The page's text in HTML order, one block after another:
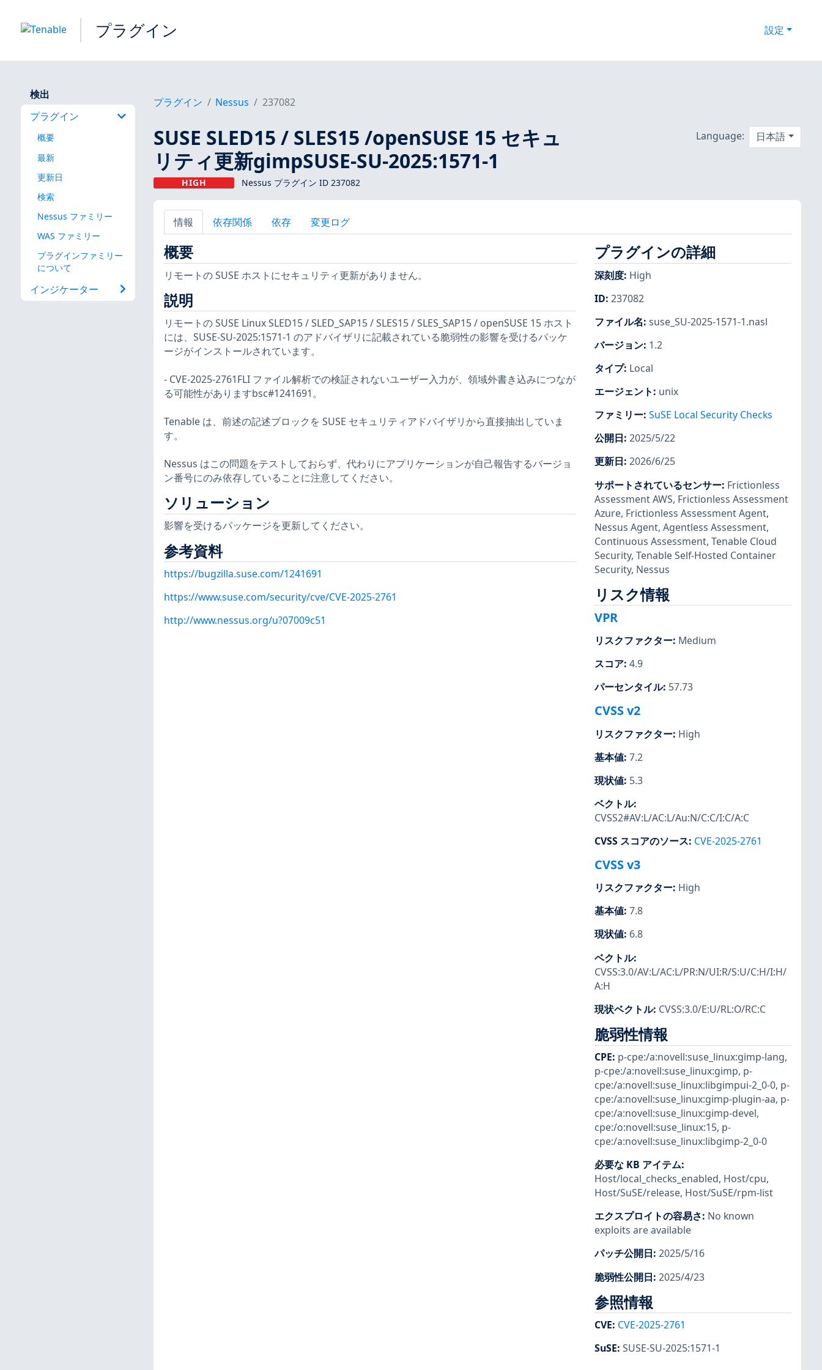
プラグイン 設定
検出
プラグイン
概要
最新
更新日
検索
Nessus ファミリー
WAS ファミリー
プラグインファミリー
について
インジケーター
プラグイン Nessus 237082
SUSE SLED15 / SLES15 /openSUSE 15 セキュ
リティ更新gimpSUSE-SU-2025:1571-1
HIGH Nessus プラグイン ID 237082
Language: 日本語
情報 依存関係 依存 変更ログ
概要
リモートの SUSE ホストにセキュリティ更新がありません。
説明
リモートの SUSE Linux SLED15 / SLED_SAP15 / SLES15 / SLES_SAP15 / openSUSE 15 ホスト
には、SUSE-SU-2025:1571-1 のアドバイザリに記載されている脆弱性の影響を受けるパッケ
ージがインストールされています。
- CVE-2025-2761FLI ファイル解析での検証されないユーザー入力が、領域外書き込みにつなが
る可能性がありますbsc#1241691。
Tenable は、前述の記述ブロックを SUSE セキュリティアドバイザリから直接抽出していま
す。
Nessus はこの問題をテストしておらず、代わりにアプリケーションが自己報告するバージョ
ン番号にのみ依存していることに注意してください。
ソリューション
影響を受けるパッケージを更新してください。
参考資料
https://bugzilla.suse.com/1241691
https://www.suse.com/security/cve/CVE-2025-2761
http://www.nessus.org/u?07009c51
プラグインの詳細
深刻度: High
ID: 237082
ファイル名: suse_SU-2025-1571-1.nasl
バージョン: 1.2
タイプ: Local
エージェント: unix
ファミリー: SuSE Local Security Checks
公開日: 2025/5/22
更新日: 2026/6/25
サポートされているセンサー: Frictionless
Assessment AWS, Frictionless Assessment
Azure, Frictionless Assessment Agent,
Nessus Agent, Agentless Assessment,
Continuous Assessment, Tenable Cloud
Security, Tenable Self-Hosted Container
Security, Nessus
リスク情報
VPR
リスクファクター: Medium
スコア: 4.9
パーセンタイル: 57.73
CVSS v2
リスクファクター: High
基本値: 7.2
現状値: 5.3
ベクトル:
CVSS2#AV:L/AC:L/Au:N/C:C/I:C/A:C
CVSS スコアのソース: CVE-2025-2761
CVSS v3
リスクファクター: High
基本値: 7.8
現状値: 6.8
ベクトル:
CVSS:3.0/AV:L/AC:L/PR:N/UI:R/S:U/C:H/I:H/
A:H
現状ベクトル: CVSS:3.0/E:U/RL:O/RC:C
脆弱性情報
CPE: p-cpe:/a:novell:suse_linux:gimp-lang,
p-cpe:/a:novell:suse_linux:gimp, p-
cpe:/a:novell:suse_linux:libgimpui-2_0-0, p-
cpe:/a:novell:suse_linux:gimp-plugin-aa, p-
cpe:/a:novell:suse_linux:gimp-devel,
cpe:/o:novell:suse_linux:15, p-
cpe:/a:novell:suse_linux:libgimp-2_0-0
必要な KB アイテム:
Host/local_checks_enabled, Host/cpu,
Host/SuSE/release, Host/SuSE/rpm-list
エクスプロイトの容易さ: No known
exploits are available
パッチ公開日: 2025/5/16
脆弱性公開日: 2025/4/23
参照情報
CVE: CVE-2025-2761
SuSE: SUSE-SU-2025:1571-1